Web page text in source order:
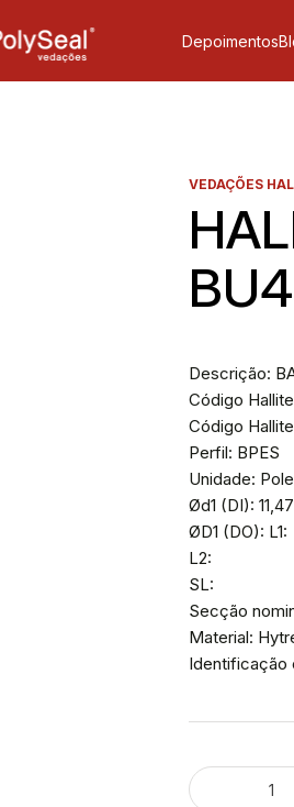
Depoimentos
VEDAÇÕES
Descrição:
Código
Código
Perfil: BPES
Unidade:
Ød1 (DI):
ØD1 (DO): L1:
L2:
SL:
Secção
Material:
Identificação